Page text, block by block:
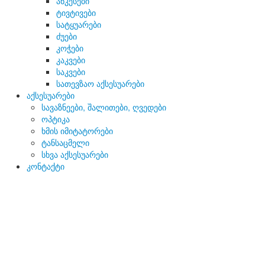
ტივტივები
სატყუარები
ძუები
კოჭები
კაკვები
საკვები
სათევზაო აქსესუარები
აქსესუარები
სავაზნეები, შალითები, ღვედები
ოპტიკა
ხმის იმიტატორები
ტანსაცმელი
სხვა აქსესუარები
კონტაქტი